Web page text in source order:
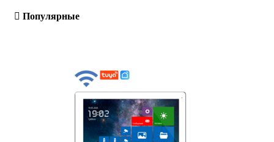
Популярные